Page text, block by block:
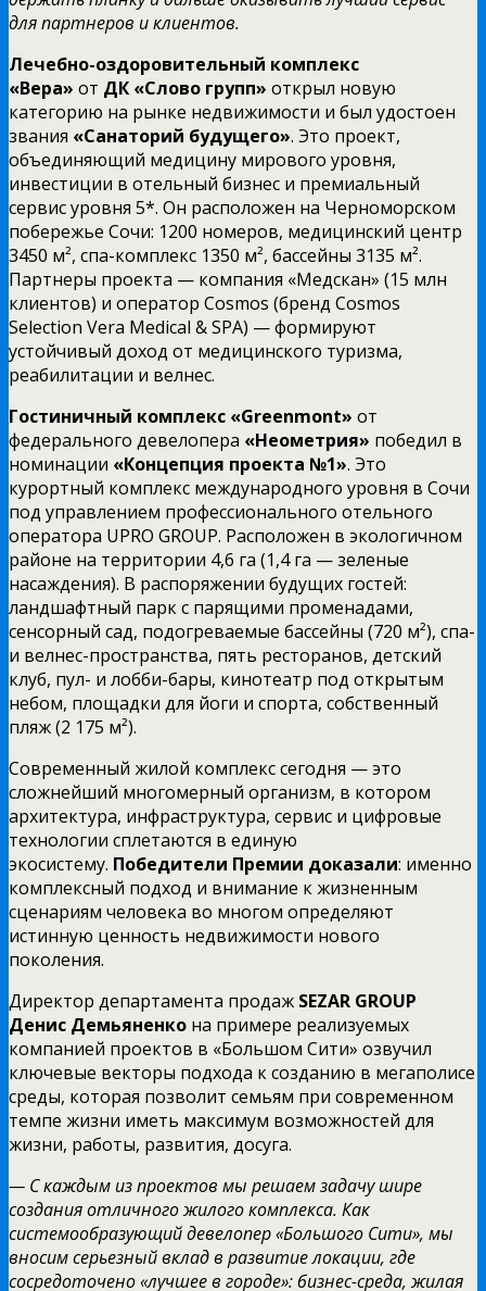
для партнеров и клиентов.
Лечебно-оздоровительный комплекс
«Вера» от ДК «Слово групп» открыл новую
категорию на рынке недвижимости и был удостоен
звания «Санаторий будущего». Это проект,
объединяющий медицину мирового уровня,
инвестиции в отельный бизнес и премиальный
сервис уровня 5*. Он расположен на Черноморском
побережье Сочи: 1200 номеров, медицинский центр
3450 м², спа-комплекс 1350 м², бассейны 3135 м².
Партнеры проекта — компания «Медскан» (15 млн
клиентов) и оператор Cosmos (бренд Cosmos
Selection Vera Medical & SPA) — формируют
устойчивый доход от медицинского туризма,
реабилитации и велнес.
Гостиничный комплекс «Greenmont» от
федерального девелопера «Неометрия» победил в
номинации «Концепция проекта №1». Это
курортный комплекс международного уровня в Сочи
под управлением профессионального отельного
оператора UPRO GROUP. Расположен в экологичном
районе на территории 4,6 га (1,4 га — зеленые
насаждения). В распоряжении будущих гостей:
ландшафтный парк с парящими променадами,
сенсорный сад, подогреваемые бассейны (720 м²), спа-
и велнес-пространства, пять ресторанов, детский
клуб, пул- и лобби-бары, кинотеатр под открытым
небом, площадки для йоги и спорта, собственный
пляж (2 175 м²).
Современный жилой комплекс сегодня — это
сложнейший многомерный организм, в котором
архитектура, инфраструктура, сервис и цифровые
технологии сплетаются в единую
экосистему. Победители Премии доказали: именно
комплексный подход и внимание к жизненным
сценариям человека во многом определяют
истинную ценность недвижимости нового
поколения.
Директор департамента продаж SEZAR GROUP
Денис Демьяненко на примере реализуемых
компанией проектов в «Большом Сити» озвучил
ключевые векторы подхода к созданию в мегаполисе
среды, которая позволит семьям при современном
темпе жизни иметь максимум возможностей для
жизни, работы, развития, досуга.
— С каждым из проектов мы решаем задачу шире
создания отличного жилого комплекса. Как
системообразующий девелопер «Большого Сити», мы
вносим серьезный вклад в развитие локации, где
сосредоточено «лучшее в городе»: бизнес-среда, жилая